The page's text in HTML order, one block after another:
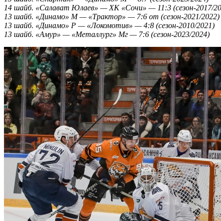
14 шайб. «Салават Юлаев» — ХК «Сочи» — 11:3 (сезон-2017/
13 шайб. «Динамо» М — «Трактор» — 7:6 от (сезон-2021/2022)
13 шайб. «Динамо» Р — «Локомотив» — 4:8 (сезон-2010/2021)
13 шайб. «Амур» — «Металлург» Мг — 7:6 (сезон-2023/2024)